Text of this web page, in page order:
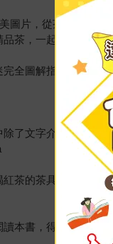
圖片，從茶樹、製
茶，一起進入紅茶
全圖解指南》
了文字介紹之外，
茶的茶具、方法、
本書，得以暫停長